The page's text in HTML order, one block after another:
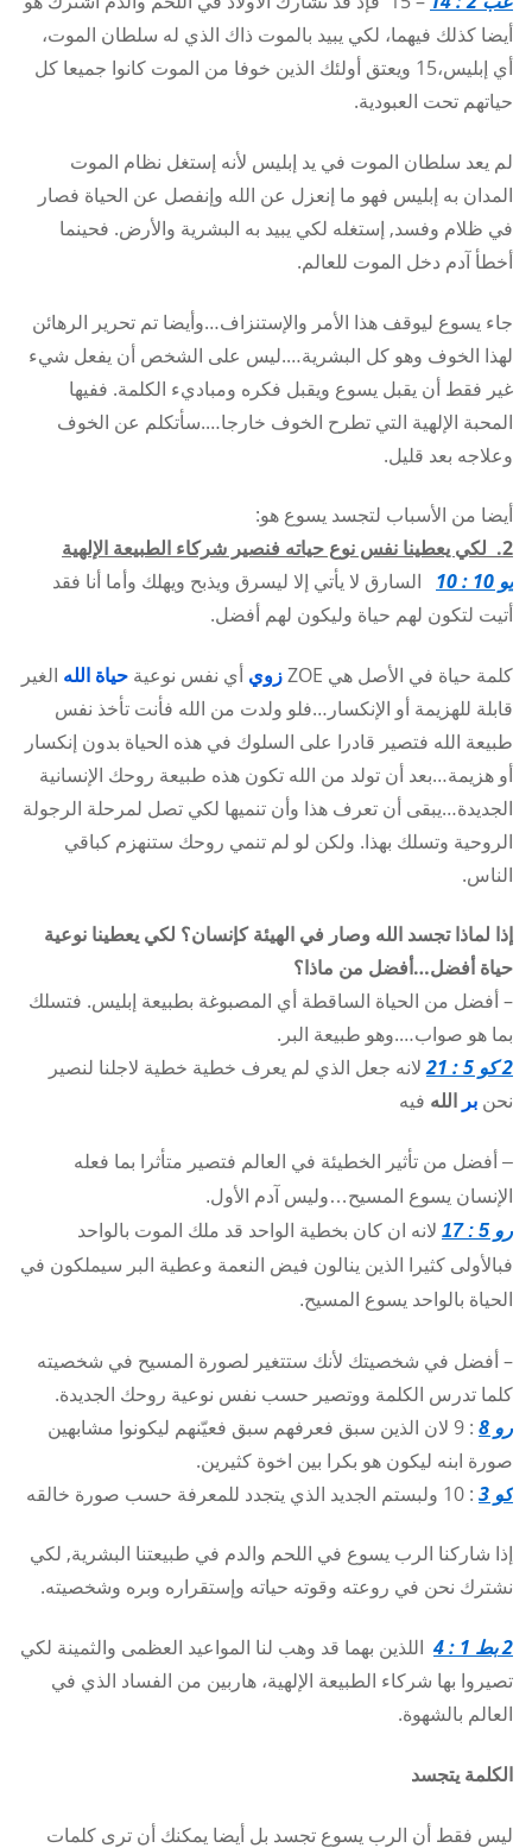
أيضا كذلك فيهما، لكي يبيد بالموت ذاك الذي له سلطان الموت،
أي إبليس،15 ويعتق أولئك الذين خوفا من الموت كانوا جميعا كل
حياتهم تحت العبودية.
لم يعد سلطان الموت في يد إبليس لأنه إستغل نظام الموت
المدان به إبليس فهو ما إنعزل عن الله وإنفصل عن الحياة فصار
في ظلام وفسد, إستغله لكي يبيد به البشرية والأرض. فحينما
أخطأ آدم دخل الموت للعالم.
جاء يسوع ليوقف هذا الأمر والإستنزاف…وأيضا تم تحرير الرهائن
لهذا الخوف وهو كل البشرية….ليس على الشخص أن يفعل شيء
غير فقط أن يقبل يسوع ويقبل فكره ومباديء الكلمة. ففيها
المحبة الإلهية التي تطرح الخوف خارجا….سأتكلم عن الخوف
وعلاجه بعد قليل.
أيضا من الأسباب لتجسد يسوع هو:
2. لكي يعطينا نفس نوع حياته فنصير شركاء الطبيعة الإلهية
يو 10 : 10
السارق لا يأتي إلا ليسرق ويذبح ويهلك وأما أنا فقد
أتيت لتكون لهم حياة وليكون لهم أفضل.
كلمة حياة في الأصل هي ZOE زوي أي نفس نوعية حياة الله الغير
قابلة للهزيمة أو الإنكسار…فلو ولدت من الله فأنت تأخذ نفس
طبيعة الله فتصير قادرا على السلوك في هذه الحياة بدون إنكسار
أو هزيمة…بعد أن تولد من الله تكون هذه طبيعة روحك الإنسانية
الجديدة…يبقى أن تعرف هذا وأن تنميها لكي تصل لمرحلة الرجولة
الروحية وتسلك بهذا. ولكن لو لم تنمي روحك ستنهزم كباقي
الناس.
إذا لماذا تجسد الله وصار في الهيئة كإنسان؟ لكي يعطينا نوعية
حياة أفضل…أفضل من ماذا؟
– أفضل من الحياة الساقطة أي المصبوغة بطبيعة إبليس. فتسلك
بما هو صواب….وهو طبيعة البر.
2 كو 5 : 21
لانه جعل الذي لم يعرف خطية خطية لاجلنا لنصير
نحن بر الله فيه
– أفضل من تأثير الخطيئة في العالم فتصير متأثرا بما فعله
الإنسان يسوع المسيح…وليس آدم الأول.
رو 5 : 17
لانه ان كان بخطية الواحد قد ملك الموت بالواحد
فبالأولى كثيرا الذين ينالون فيض النعمة وعطية البر سيملكون في
الحياة بالواحد يسوع المسيح.
– أفضل في شخصيتك لأنك ستتغير لصورة المسيح في شخصيته
كلما تدرس الكلمة ووتصير حسب نفس نوعية روحك الجديدة.
رو 8
: 9 لان الذين سبق فعرفهم سبق فعيّنهم ليكونوا مشابهين
صورة ابنه ليكون هو بكرا بين اخوة كثيرين.
كو 3
: 10 ولبستم الجديد الذي يتجدد للمعرفة حسب صورة خالقه
إذا شاركنا الرب يسوع في اللحم والدم في طبيعتنا البشرية, لكي
نشترك نحن في روعته وقوته حياته وإستقراره وبره وشخصيته.
2بط 1 : 4
اللذين بهما قد وهب لنا المواعيد العظمى والثمينة لكي
تصيروا بها شركاء الطبيعة الإلهية، هاربين من الفساد الذي في
العالم بالشهوة.
الكلمة يتجسد
ليس فقط أن الرب يسوع تجسد بل أيضا يمكنك أن ترى كلمات